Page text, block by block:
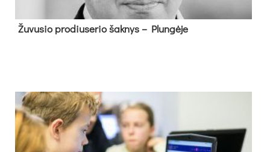
Žu­vu­sio pro­diu­se­rio šak­nys – Plun­gė­je